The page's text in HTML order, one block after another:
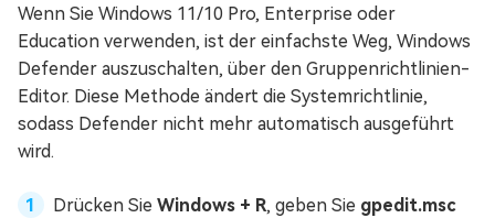
Wenn Sie Windows 11/10 Pro, Enterprise oder
Education verwenden, ist der einfachste Weg, Windows
Defender auszuschalten, über den Gruppenrichtlinien-
Editor. Diese Methode ändert die Systemrichtlinie,
sodass Defender nicht mehr automatisch ausgeführt
wird.
Drücken Sie Windows + R, geben Sie gpedit.msc